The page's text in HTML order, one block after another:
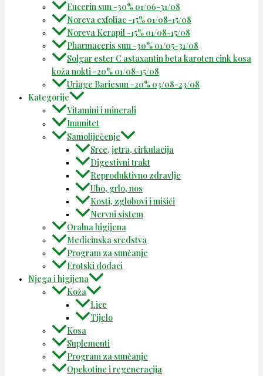
Eucerin sun -30% 01/06-31/08
Noreva exfoliac -15% 01/08-15/08
Noreva Kerapil -15% 01/08-15/08
Pharmaceris sun -30% 01/05-31/08
Solgar ester C astaxantin beta karoten cink kosa
koža nokti -20% 01/08-15/08
Uriage Bariesun -20% 03/08-23/08
Kategorije
Vitamini i minerali
Imunitet
Samoliječenje
Srce, jetra, cirkulacija
Digestivni trakt
Reproduktivno zdravlje
Uho, grlo, nos
Kosti, zglobovi i mišići
Nervni sistem
Oralna higijena
Medicinska sredstva
Program za sunčanje
Erotski dodaci
Njega i higijena
Koža
Lice
Tijelo
Kosa
Suplementi
Program za sunčanje
Opekotine i regeneracija